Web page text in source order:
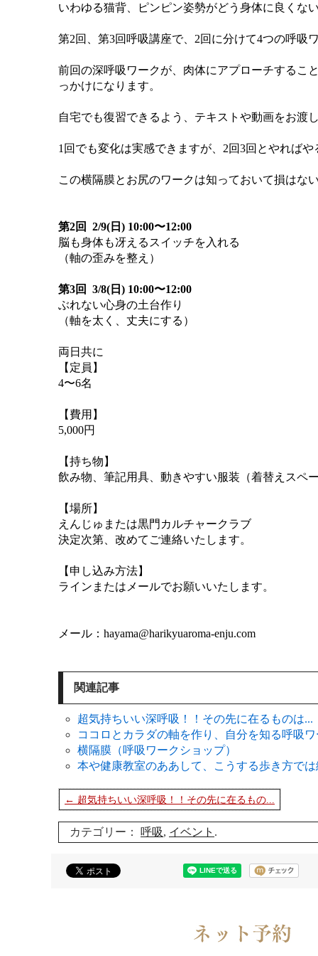
いわゆる猫背、ピンピン姿勢がどう身体に良くな
第2回、第3回呼吸講座で、2回に分けて4つの呼吸
前回の深呼吸ワークが、肉体にアプローチするこ
っかけになります。
自宅でも復習できるよう、テキストや動画をお渡し
1回でも変化は実感できますが、2回3回とやれば
この横隔膜とお尻のワークは知っておいて損はな
第2回
2/9(日) 10:00〜12:00
脳も身体も冴えるスイッチを入れる
（軸の歪みを整え）
第3回
3/8(日) 10:00〜12:00
ぶれない心身の土台作り
（軸を太く、丈夫にする）
両日共に
【定員】
4〜6名
【費用】
5,000円
【持ち物】
飲み物、筆記用具、動きやすい服装（着替えスペー
【場所】
えんじゅまたは黒門カルチャークラブ
決定次第、改めてご連絡いたします。
【申し込み方法】
ラインまたはメールでお願いいたします。
メール： hayama@harikyuaroma-enju.com
関連記事
超気持ちいい深呼吸！！その先に在るものは...
ココロとカラダの軸を作り、自分を知る呼吸
横隔膜（呼吸ワークショップ）
本や健康教室のああして、こうする歩き方で
← 超気持ちいい深呼吸！！その先に在るもの...
カテゴリー： 呼吸, イベント .